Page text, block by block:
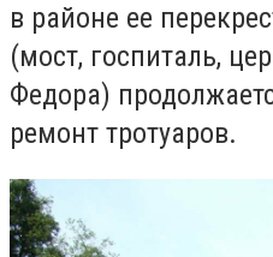
в районе ее
(мост, госпиталь,
Федора)
ремонт тротуаров.